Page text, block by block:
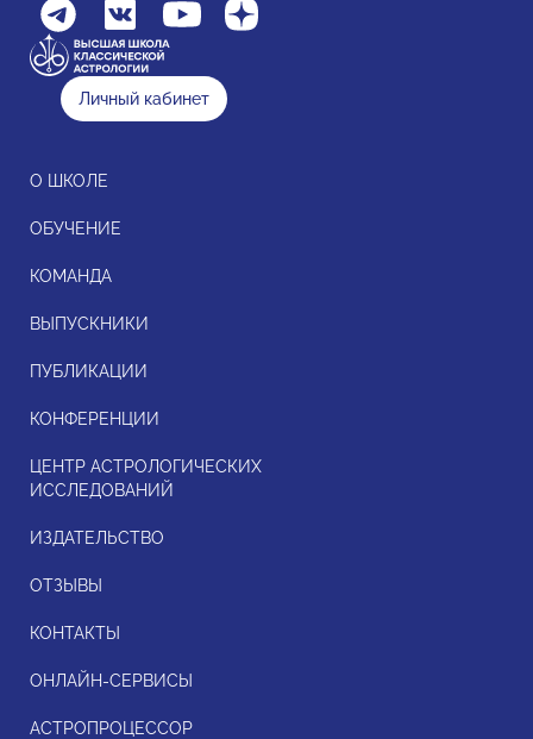
Личный кабинет
О ШКОЛЕ
ОБУЧЕНИЕ
КОМАНДА
ВЫПУСКНИКИ
ПУБЛИКАЦИИ
КОНФЕРЕНЦИИ
ЦЕНТР АСТРОЛОГИЧЕСКИХ
ИССЛЕДОВАНИЙ
ИЗДАТЕЛЬСТВО
ОТЗЫВЫ
КОНТАКТЫ
ОНЛАЙН-СЕРВИСЫ
АСТРОПРОЦЕССОР